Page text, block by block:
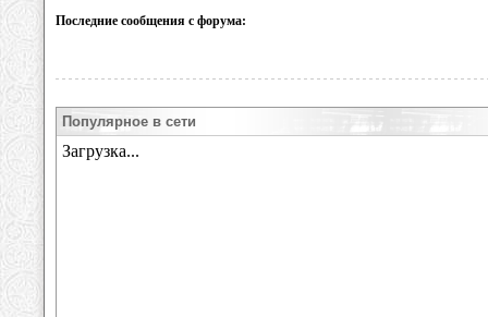
Последние сообщения с форума:
Популярное в сети